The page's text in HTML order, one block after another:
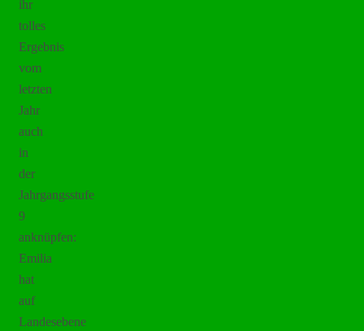
ihr
tolles
Ergebnis
vom
letzten
Jahr
auch
in
der
Jahrgangsstufe
9
anknüpfen:
Emilia
hat
auf
Landesebene